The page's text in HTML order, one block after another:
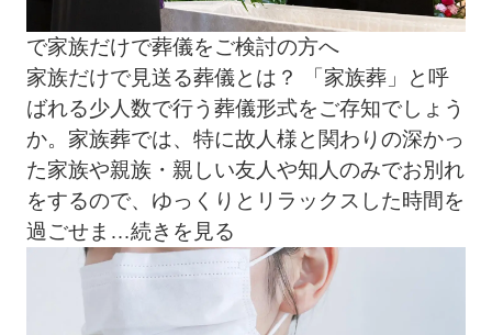
で家族だけで葬儀をご検討の方へ
家族だけで見送る葬儀とは？ 「家族葬」と呼
ばれる少人数で行う葬儀形式をご存知でしょう
か。家族葬では、特に故人様と関わりの深かっ
た家族や親族・親しい友人や知人のみでお別れ
をするので、ゆっくりとリラックスした時間を
過ごせま …続きを見る